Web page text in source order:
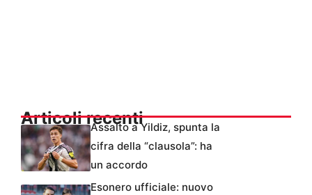
Articoli recentiAssalto a Yildiz, spunta la
cifra della “clausola”: ha
un accordo
Esonero ufficiale: nuovo